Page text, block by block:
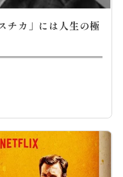
チカ」には人生の極